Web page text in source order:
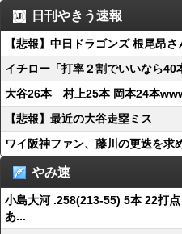
日刊やきう速報
【悲報】中日ドラゴンズ 根尾昂さ
イチロー「打率２割でいいなら
大谷26本 村上25本 岡本24本
【悲報】最近の大谷走塁ミス
ワイ阪神ファン、藤川の更迭を求
やみ速
小島大河 .258(213-55) 5本 22打
あ...